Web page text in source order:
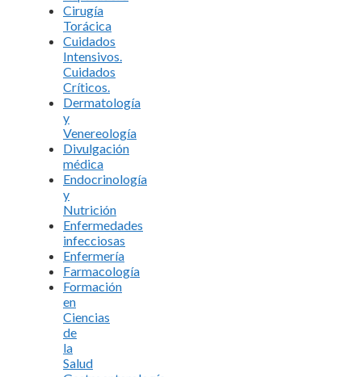
Cirugía
Torácica
Cuidados
Intensivos.
Cuidados
Críticos.
Dermatología
y
Venereología
Divulgación
médica
Endocrinología
y
Nutrición
Enfermedades
infecciosas
Enfermería
Farmacología
Formación
en
Ciencias
de
la
Salud